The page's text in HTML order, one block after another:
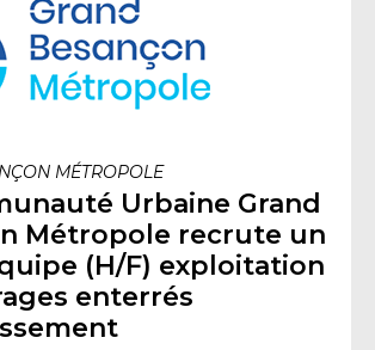
MÉTROPOLE
Urbaine Grand
Métropole recrute un
(H/F) exploitation
enterrés